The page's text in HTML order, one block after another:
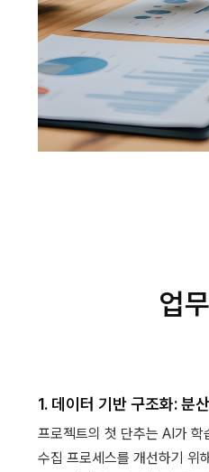
업
1. 데이터 기반 구조화: 분
프로젝트의 첫 단추는 AI가 학
수집 프로세스를 개선하기 위